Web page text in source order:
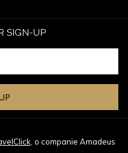
SIGN-UP
, o companie Amadeus